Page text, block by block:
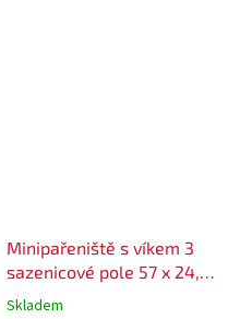
Minipařeniště s víkem 3
sazenicové pole 57 x 24,5
x 13,5 cm
Skladem